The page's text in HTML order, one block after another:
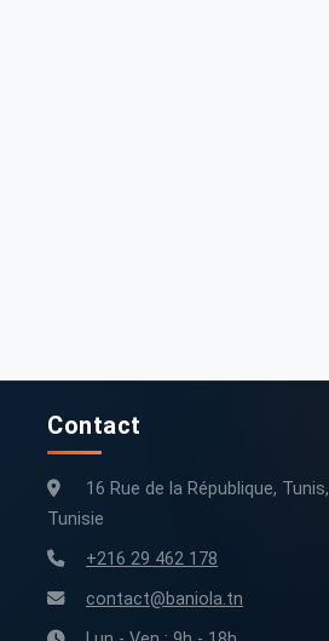
Contact
16 Rue de la République, Tunis,
Tunisie
+216 29 462 178
contact@baniola.tn